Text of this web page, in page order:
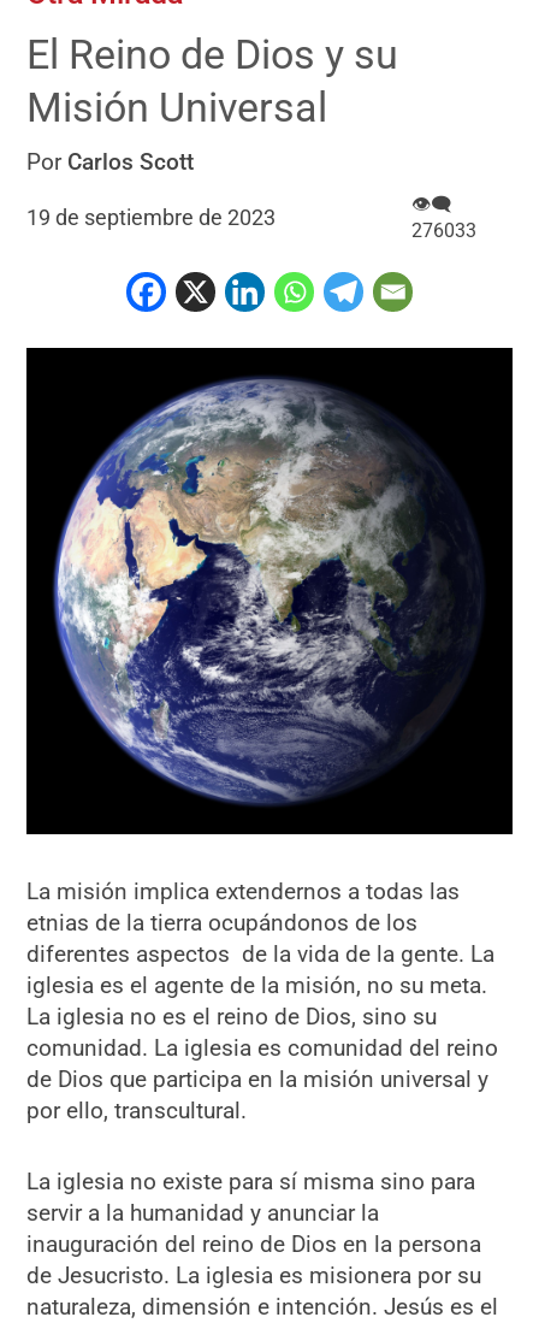
El Reino de Dios y su
Misión Universal
Por Carlos Scott
19 de septiembre de 2023
👁‍🗨
276033
La misión implica extendernos a todas las
etnias de la tierra ocupándonos de los
diferentes aspectos de la vida de la gente. La
iglesia es el agente de la misión, no su meta.
La iglesia no es el reino de Dios, sino su
comunidad. La iglesia es comunidad del reino
de Dios que participa en la misión universal y
por ello, transcultural.
La iglesia no existe para sí misma sino para
servir a la humanidad y anunciar la
inauguración del reino de Dios en la persona
de Jesucristo. La iglesia es misionera por su
naturaleza, dimensión e intención. Jesús es el